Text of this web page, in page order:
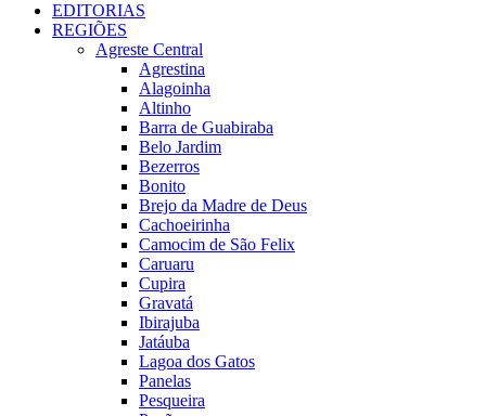
EDITORIAS
REGIÕES
Agreste Central
Agrestina
Alagoinha
Altinho
Barra de Guabiraba
Belo Jardim
Bezerros
Bonito
Brejo da Madre de Deus
Cachoeirinha
Camocim de São Felix
Caruaru
Cupira
Gravatá
Ibirajuba
Jatáuba
Lagoa dos Gatos
Panelas
Pesqueira